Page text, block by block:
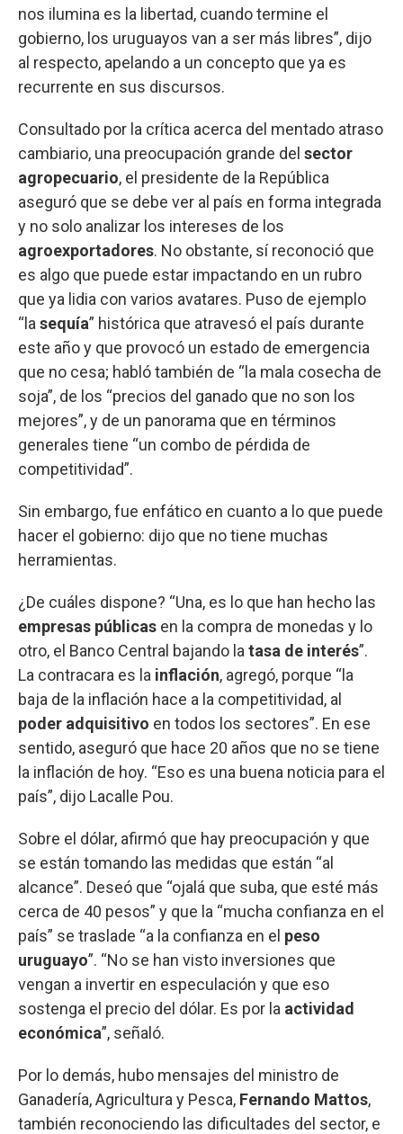
nos ilumina es la libertad, cuando termine el
gobierno, los uruguayos van a ser más libres”, dijo
al respecto, apelando a un concepto que ya es
recurrente en sus discursos.
Consultado por la crítica acerca del mentado atraso
cambiario, una preocupación grande del sector
agropecuario, el presidente de la República
aseguró que se debe ver al país en forma integrada
y no solo analizar los intereses de los
agroexportadores. No obstante, sí reconoció que
es algo que puede estar impactando en un rubro
que ya lidia con varios avatares. Puso de ejemplo
“la sequía” histórica que atravesó el país durante
este año y que provocó un estado de emergencia
que no cesa; habló también de “la mala cosecha de
soja”, de los “precios del ganado que no son los
mejores”, y de un panorama que en términos
generales tiene “un combo de pérdida de
competitividad”.
Sin embargo, fue enfático en cuanto a lo que puede
hacer el gobierno: dijo que no tiene muchas
herramientas.
¿De cuáles dispone? “Una, es lo que han hecho las
empresas públicas en la compra de monedas y lo
otro, el Banco Central bajando la tasa de interés”.
La contracara es la inflación, agregó, porque “la
baja de la inflación hace a la competitividad, al
poder adquisitivo en todos los sectores”. En ese
sentido, aseguró que hace 20 años que no se tiene
la inflación de hoy. “Eso es una buena noticia para el
país”, dijo Lacalle Pou.
Sobre el dólar, afirmó que hay preocupación y que
se están tomando las medidas que están “al
alcance”. Deseó que “ojalá que suba, que esté más
cerca de 40 pesos” y que la “mucha confianza en el
país” se traslade “a la confianza en el peso
uruguayo”. “No se han visto inversiones que
vengan a invertir en especulación y que eso
sostenga el precio del dólar. Es por la actividad
económica”, señaló.
Por lo demás, hubo mensajes del ministro de
Ganadería, Agricultura y Pesca, Fernando Mattos,
también reconociendo las dificultades del sector, e